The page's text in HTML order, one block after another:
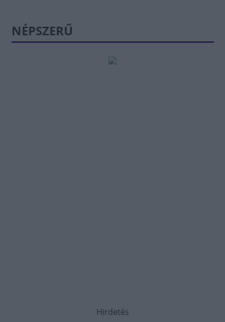
NÉPSZERŰ
Hirdetés